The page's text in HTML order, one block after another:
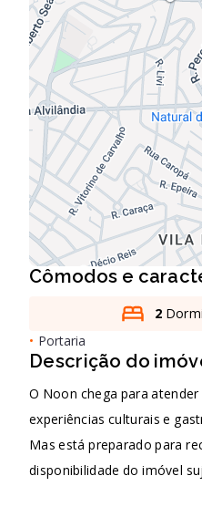
Cômodos e
2
• Portaria
Descrição do
O Noon chega para
experiências culturais e
Mas está preparado para
disponibilidade do imóvel